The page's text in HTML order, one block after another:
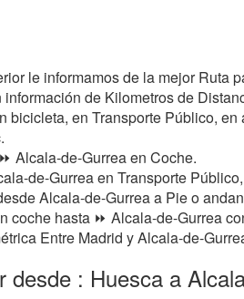
le informamos de la mejor Ruta
información de Kilometros de
bicicleta, en Transporte Público,
Alcala-de-Gurrea en Coche.
de-Gurrea en Transporte
Alcala-de-Gurrea a Pie o
coche hasta ⏩ Alcala-de-Gurrea
Entre Madrid y Alcala-de-
desde : Huesca a